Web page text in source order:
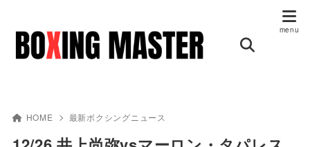
HOME 最新ボクシングニュース